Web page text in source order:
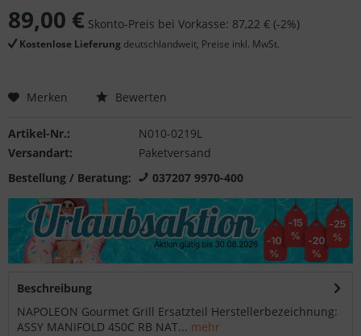
89,00 € Skonto-Preis bei Vorkasse: 87,22 € (-2%)
Kostenlose Lieferung deutschlandweit, Preise inkl. MwSt.
Merken Bewerten
Artikel-Nr.:
N010-0219L
Versandart:
Paketversand
Bestellung / Beratung:
037207 9970-400
Beschreibung
NAPOLEON Gourmet Grill Ersatzteil Herstellerbezeichnung:
ASSY MANIFOLD 450C RB NAT... mehr